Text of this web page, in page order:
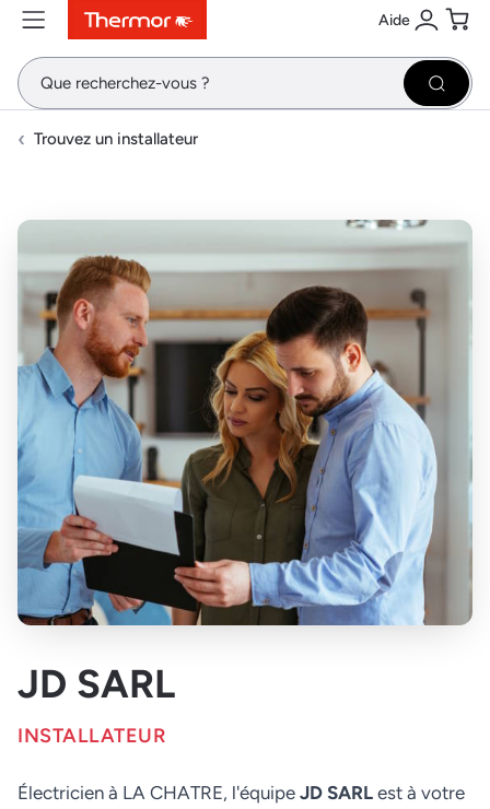
ContenuMenuRecherche Aide
Se
Trouvez un installateur
JD SARL
INSTALLATEUR
Électricien à LA CHATRE, l'équipe JD SARL est à votre